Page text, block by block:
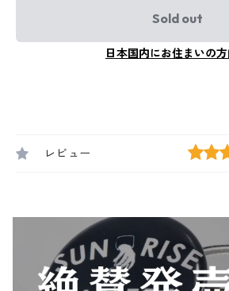
Sold out
日本国内にお住まいの
レビュー